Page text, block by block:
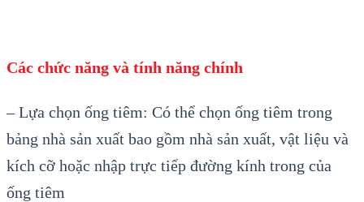
Các chức năng và tính năng chính
– Lựa chọn ống tiêm: Có thể chọn ống tiêm trong
bảng nhà sản xuất bao gồm nhà sản xuất, vật liệu và
kích cỡ hoặc nhập trực tiếp đường kính trong của
ống tiêm